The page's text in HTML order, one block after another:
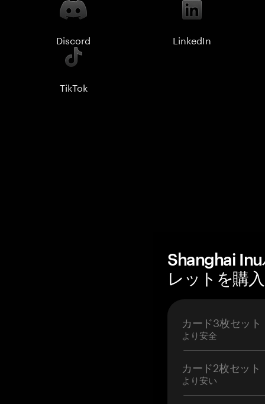
Discord LinkedIn
TikTok
Shanghai
レットを購
カード3枚セット
より安全
カード2枚セット
より安い